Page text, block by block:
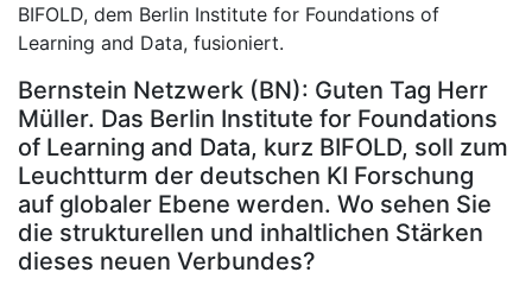
BIFOLD, dem Berlin Institute for Foundations of
Learning and Data, fusioniert.
Bernstein Netzwerk (BN): Guten Tag Herr
Müller. Das Berlin Institute for Foundations
of Learning and Data, kurz BIFOLD, soll zum
Leuchtturm der deutschen KI Forschung
auf globaler Ebene werden. Wo sehen Sie
die strukturellen und inhaltlichen Stärken
dieses neuen Verbundes?